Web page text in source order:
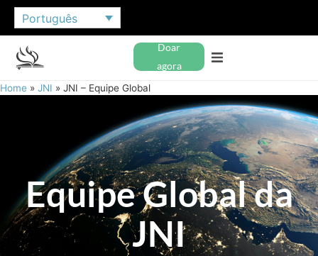
Português
Doar
agora
Home » JNI » JNI – Equipe Global
Equipe Global da
JNI